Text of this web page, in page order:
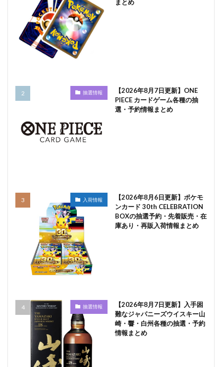
まとめ
抽選情報
【2026年8月7日更新】ONE
PIECE カードゲーム各種の抽
選・予約情報まとめ
入荷情報
【2026年8月6日更新】ポケモ
ンカード 30th CELEBRATION
BOXの抽選予約・先着販売・在
庫あり・再販入荷情報まとめ
抽選情報
【2026年8月7日更新】入手困
難なジャパニーズウイスキー山
崎・響・白州各種の抽選・予約
情報まとめ